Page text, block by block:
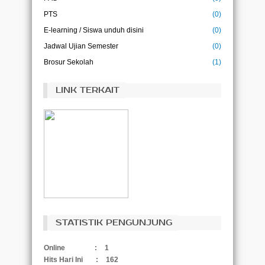
PTS
(0)
E-learning / Siswa unduh disini
(0)
Jadwal Ujian Semester
(0)
Brosur Sekolah
(1)
LINK TERKAIT
STATISTIK PENGUNJUNG
Online :
1
Hits Hari Ini
:
162